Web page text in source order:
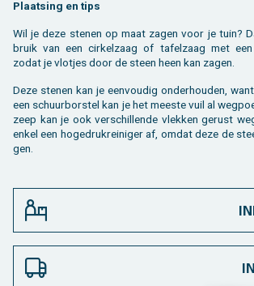
Plaat­sing en tips
Wil je deze ste­nen op maat zagen voor je tuin?
bruik van een cir­kel­zaag of ta­fel­zaag met een
zodat je vlot­jes door de steen heen kan zagen.
Deze ste­nen kan je een­vou­dig on­der­hou­den,
een schuur­bor­stel kan je het mees­te vuil al
zeep kan je ook ver­schil­len­de vlek­ken ge­rust
enkel een ho­ge­druk­rei­ni­ger af, omdat deze de
gen.